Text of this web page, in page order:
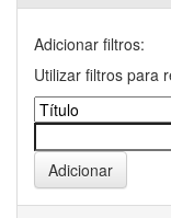
Adicionar filtros:
Utilizar filtros para